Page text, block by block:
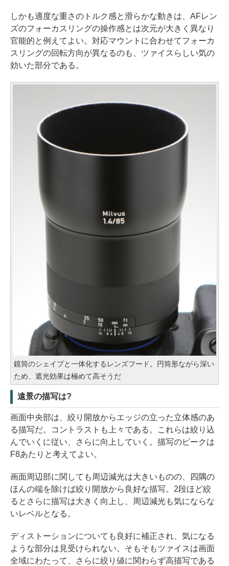
しかも適度な重さのトルク感と滑らかな動きは、AFレン
ズのフォーカスリングの操作感とは次元が大きく異なり
官能的と例えてよい。対応マウントに合わせてフォーカ
スリングの回転方向が異なるのも、ツァイスらしい気の
効いた部分である。
鏡筒のシェイプと一体化するレンズフード。円筒形ながら深い
ため、遮光効果は極めて高そうだ
遠景の描写は?
画面中央部は、絞り開放からエッジの立った立体感のあ
る描写だ。コントラストも上々である。これらは絞り込
んでいくに従い、さらに向上していく。描写のピークは
F8あたりと考えてよい。
画面周辺部に関しても周辺減光は大きいものの、四隅の
ほんの端を除けば絞り開放から良好な描写。2段ほど絞
るとさらに描写は大きく向上し、周辺減光も気にならな
いレベルとなる。
ディストーションについても良好に補正され、気になる
ような部分は見受けられない。そもそもツァイスは画面
全域にわたって、さらに絞り値に関わらず高描写である